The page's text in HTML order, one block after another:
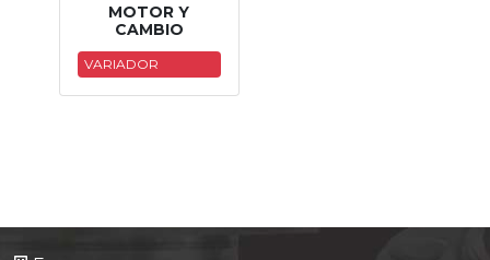
Motores
Usados
Tasaciones
MOTOR Y
CAMBIO
VARIADOR